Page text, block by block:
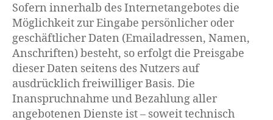
Sofern innerhalb des Internetangebotes die
Möglichkeit zur Eingabe persönlicher oder
geschäftlicher Daten (Emailadressen, Namen,
Anschriften) besteht, so erfolgt die Preisgabe
dieser Daten seitens des Nutzers auf
ausdrücklich freiwilliger Basis. Die
Inanspruchnahme und Bezahlung aller
angebotenen Dienste ist – soweit technisch